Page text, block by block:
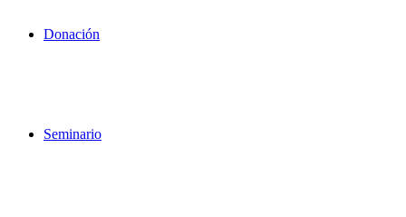
Donación
Seminario